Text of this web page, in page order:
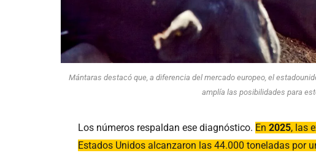
Mántaras destacó que, a diferencia del mercado europeo, el
amplía las posibilidades para
Los números respaldan ese diagnóstico. En2025, las
Estados Unidos alcanzaron las 44.000 toneladas por